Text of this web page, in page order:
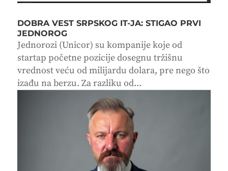
DOBRA VEST SRPSKOG IT-JA: STIGAO PRVI
JEDNOROG
Jednorozi (Unicor) su kompanije koje od
startap početne pozicije dosegnu tržišnu
vrednost veću od milijardu dolara, pre nego što
izađu na berzu. Za razliku od...